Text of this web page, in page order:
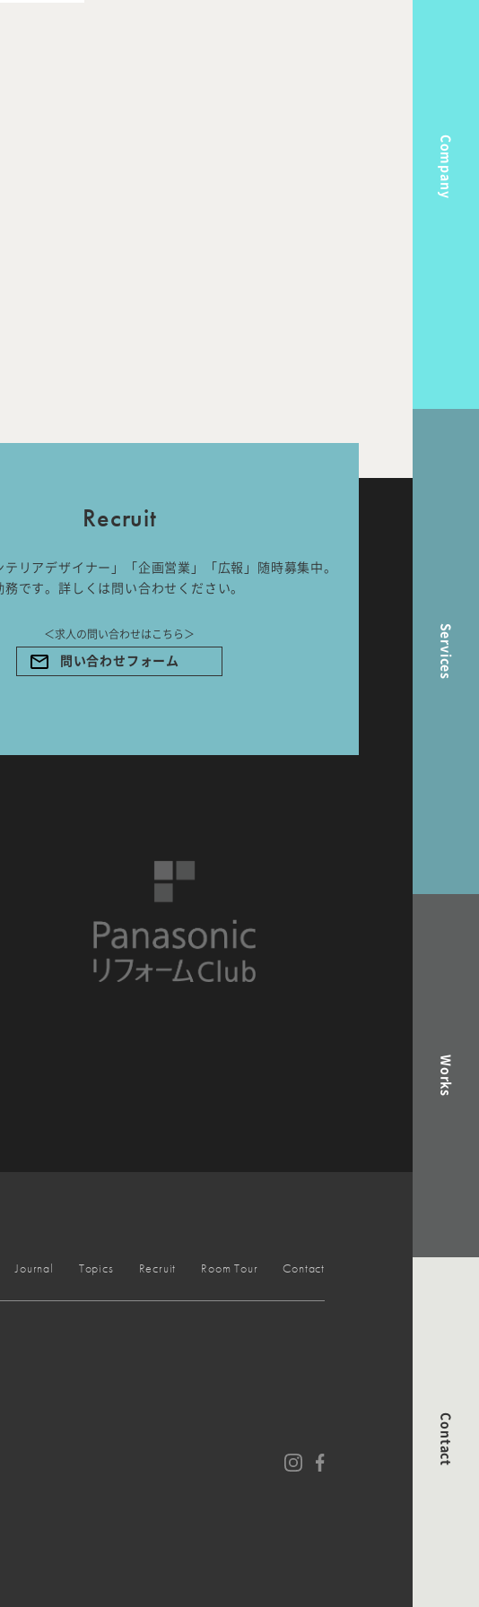
Company
Services
Works
Contact
Recruit
テリアデザイナー」「企画営業」「広報」随時募集中。
です。詳しくは問い合わせください。
＜求人の問い合わせはこちら＞
問い合わせフォーム
Journal Topics Recruit Room Tour Contact
ちらから